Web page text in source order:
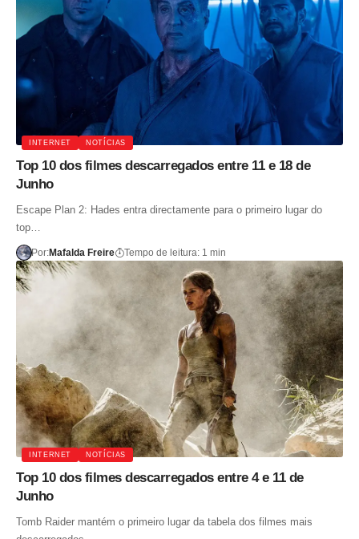
INTERNET NOTÍCIAS
Top 10 dos filmes descarregados entre 11 e 18 de
Junho
Escape Plan 2: Hades entra directamente para o primeiro lugar do
top…
Por:Mafalda Freire Tempo de leitura: 1 min
INTERNET NOTÍCIAS
Top 10 dos filmes descarregados entre 4 e 11 de
Junho
Tomb Raider mantém o primeiro lugar da tabela dos filmes mais